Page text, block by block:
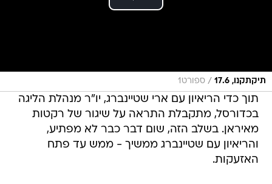
תיקתקנו, 17.6 / ספורט1
תוך כדי הריאיון עם ארי שטיינברג, יו"ר מנהלת הליגה
בכדורסל, מתקבלת התראה על שיגור של רקטות
מאיראן. בשלב הזה, שום דבר כבר לא מפתיע,
והריאיון עם שטיינברג ממשיך - ממש עד פתח
האזעקות.